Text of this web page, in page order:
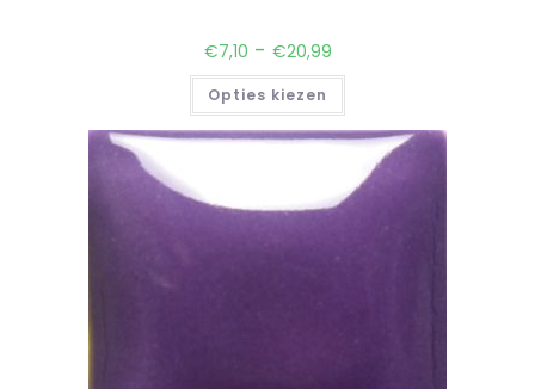
€7,10 - €20,99
Opties kiezen